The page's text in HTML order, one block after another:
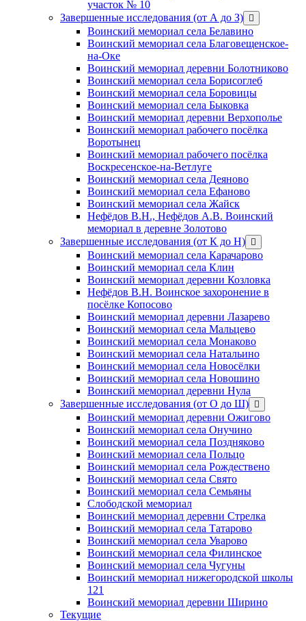
участок № 10
Завершенные исследования (от А до З) открыть
меню
Воинский мемориал села Белавино
Воинский мемориал села Благовещенское-
на-Оке
Воинский мемориал деревни Болотниково
Воинский мемориал села Борисоглеб
Воинский мемориал села Боровицы
Воинский мемориал села Быковка
Воинский мемориал деревни Верхополье
Воинский мемориал рабочего посёлка
Воротынец
Воинский мемориал рабочего посёлка
Воскресенское-на-Ветлуге
Воинский мемориал села Деяново
Воинский мемориал села Ефаново
Воинский мемориал села Жайск
Нефёдов В.Н., Нефёдов А.В. Воинский
мемориал в деревне Золотово
Завершенные исследования (от К до Н) открыть
меню
Воинский мемориал села Карачарово
Воинский мемориал села Клин
Воинский мемориал деревни Козловка
Нефёдов В.Н. Воинское захоронение в
посёлке Копосово
Воинский мемориал деревни Лазарево
Воинский мемориал села Мальцево
Воинский мемориал села Монаково
Воинский мемориал села Натальино
Воинский мемориал села Новосёлки
Воинский мемориал села Новошино
Воинский мемориал деревни Нула
Завершенные исследования (от О до Ш) открыть
меню
Воинский мемориал деревни Ожигово
Воинский мемориал села Онучино
Воинский мемориал села Поздняково
Воинский мемориал села Польцо
Воинский мемориал села Рождествено
Воинский мемориал села Свято
Воинский мемориал села Семьяны
Слободской мемориал
Воинский мемориал деревни Стрелка
Воинский мемориал села Татарово
Воинский мемориал села Уварово
Воинский мемориал села Филинское
Воинский мемориал села Чугуны
Воинский мемориал нижегородской школы
121
Воинский мемориал деревни Ширино
Текущие